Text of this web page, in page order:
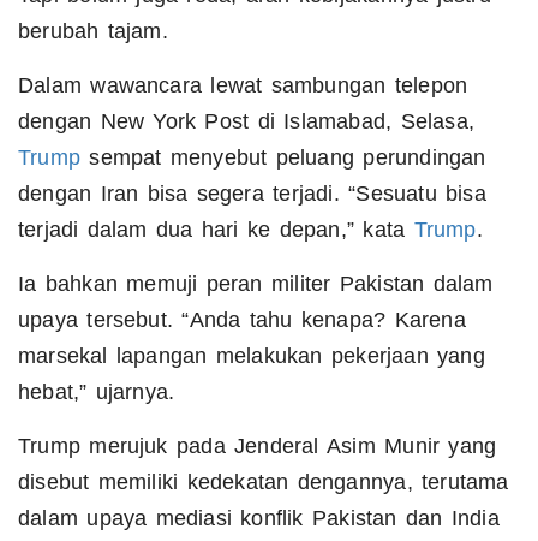
berubah tajam.
Dalam wawancara lewat sambungan telepon
dengan New York Post di Islamabad, Selasa,
Trump sempat menyebut peluang perundingan
dengan Iran bisa segera terjadi. “Sesuatu bisa
terjadi dalam dua hari ke depan,” kata Trump.
Ia bahkan memuji peran militer Pakistan dalam
upaya tersebut. “Anda tahu kenapa? Karena
marsekal lapangan melakukan pekerjaan yang
hebat,” ujarnya.
Trump merujuk pada Jenderal Asim Munir yang
disebut memiliki kedekatan dengannya, terutama
dalam upaya mediasi konflik Pakistan dan India